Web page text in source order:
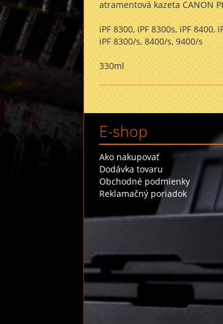
atramentová kazeta CANON
iPF 8300, iPF 8300s, iPF 8400,
iPF 8300/s, 8400/s, 9400/s
330ml
E-shop
Ako nakupovať
Dodávka tovaru
Obchodné podmienky
Reklamačný poriadok